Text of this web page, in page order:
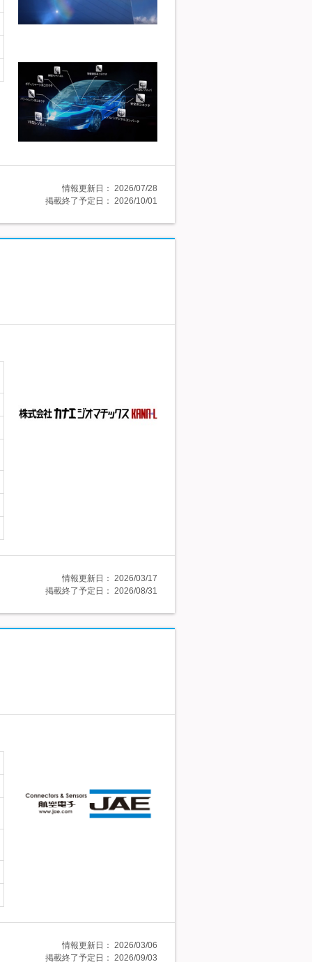
情報更新日： 2026/07/28
掲載終了予定日： 2026/10/01
情報更新日： 2026/03/17
掲載終了予定日： 2026/08/31
情報更新日： 2026/03/06
掲載終了予定日： 2026/09/03